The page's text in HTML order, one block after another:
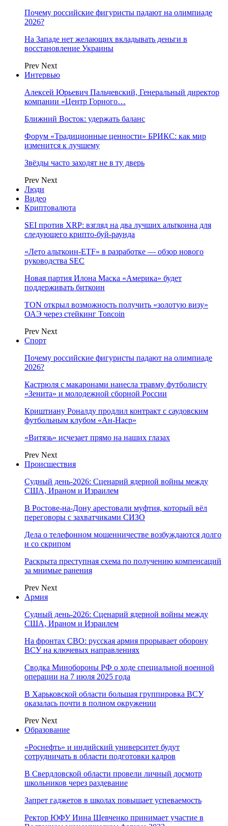
Почему российские фигуристы падают на олимпиаде
2026?
На Западе нет желающих вкладывать деньги в
восстановление Украины
Prev Next
Интервью
Алексей Юрьевич Пальчевский, Генеральный директор
компании «Центр Горного…
Ближний Восток: удержать баланс
Форум «Традиционные ценности» БРИКС: как мир
изменится к лучшему
Звёзды часто заходят не в ту дверь
Prev Next
Люди
Видео
Криптовалюта
SEI против XRP: взгляд на два лучших альткоина для
следующего крипто-буй-раунда
«Лето альткоин-ETF» в разработке — обзор нового
руководства SEC
Новая партия Илона Маска «Америка» будет
поддерживать биткоин
TON открыл возможность получить «золотую визу»
ОАЭ через стейкинг Toncoin
Prev Next
Спорт
Почему российские фигуристы падают на олимпиаде
2026?
Кастрюля с макаронами нанесла травму футболисту
«Зенита» и молодежной сборной России
Криштиану Роналду продлил контракт с саудовским
футбольным клубом «Ан-Наср»
«Витязь» исчезает прямо на наших глазах
Prev Next
Происшествия
Судный день-2026: Сценарий ядерной войны между
США, Ираном и Израилем
В Ростове-на-Дону арестовали муфтия, который вёл
переговоры с захватчиками СИЗО
Дела о телефонном мошенничестве возбуждаются долго
и со скрипом
Раскрыта преступная схема по получению компенсаций
за мнимые ранения
Prev Next
Армия
Судный день-2026: Сценарий ядерной войны между
США, Ираном и Израилем
На фронтах СВО: русская армия прорывает оборону
ВСУ на ключевых направлениях
Сводка Минобороны РФ о ходе специальной военной
операции на 7 июля 2025 года
В Харьковской области большая группировка ВСУ
оказалась почти в полном окружении
Prev Next
Образование
«Роснефть» и индийский университет будут
сотрудничать в области подготовки кадров
В Свердловской области провели личный досмотр
школьников через раздевание
Запрет гаджетов в школах повышает успеваемость
Ректор ЮФУ Инна Шевченко принимает участие в